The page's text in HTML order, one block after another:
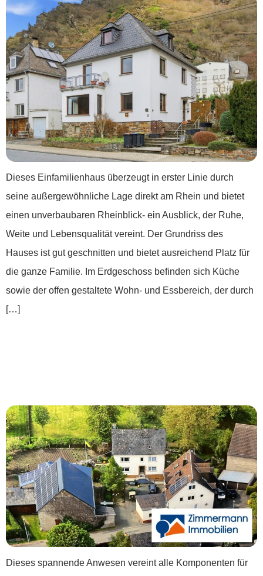
Dieses Einfamilienhaus überzeugt in erster Linie durch
seine außergewöhnliche Lage direkt am Rhein und bietet
einen unverbaubaren Rheinblick- ein Ausblick, der Ruhe,
Weite und Lebensqualität vereint. Der Grundriss des
Hauses ist gut geschnitten und bietet ausreichend Platz für
die ganze Familie. Im Erdgeschoss befinden sich Küche
sowie der offen gestaltete Wohn- und Essbereich, der durch
[…]
Dieses spannende Anwesen vereint alle Komponenten für